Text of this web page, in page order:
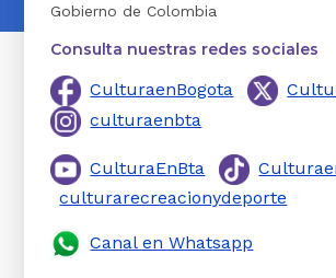
Gobierno de Colombia
Consulta nuestras redes sociales
CulturaenBogota
culturaenbta
CulturaEnBta
culturarecreacionydeporte
Canal en Whatsapp